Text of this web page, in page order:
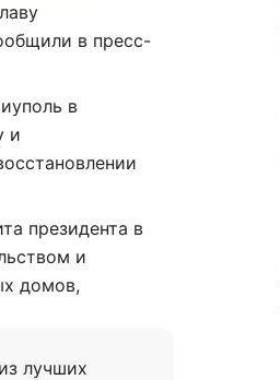
в пресс-
в
и
президента в
и
домов,
лучших